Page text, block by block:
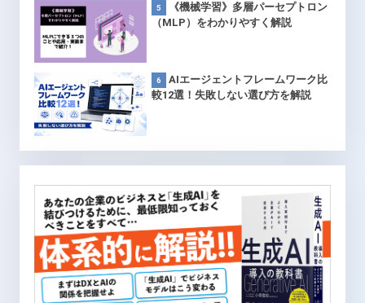
《機械学習》多層パーセプトロン
（MLP）をわかりやすく解説
AIエージェントフレームワーク比
較12選！失敗しない選び方を解説